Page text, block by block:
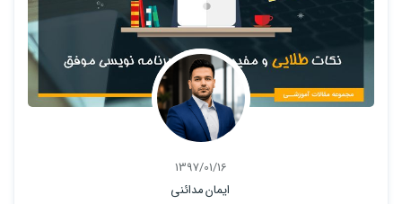
1397/01/16
ایمان مدائنی